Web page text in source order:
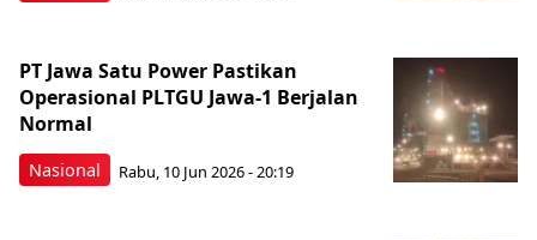
Nasional
PT Jawa Satu Power Pastikan
Operasional PLTGU Jawa-1 Berjalan
Normal
Rabu, 10 Jun 2026 - 20:19